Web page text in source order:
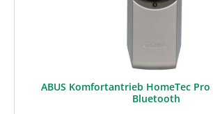
ABUS Komfortantrieb HomeTec Pro CFA3100 mit
Bluetooth